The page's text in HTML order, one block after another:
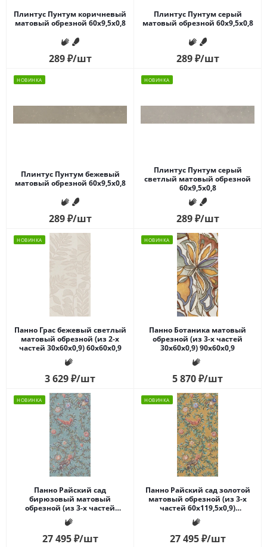
Плинтус Пунтум коричневый
матовый обрезной 60x9,5x0,8
289₽/шт
Плинтус Пунтум серый
матовый обрезной 60x9,5x0,8
289₽/шт
НОВИНКА
Плинтус Пунтум бежевый
матовый обрезной 60x9,5x0,8
289₽/шт
НОВИНКА
Плинтус Пунтум серый
светлый матовый обрезной
60x9,5x0,8
289₽/шт
НОВИНКА
Панно Грас бежевый светлый
матовый обрезной (из 2-х
частей 30x60x0,9) 60x60x0,9
3 629₽/шт
НОВИНКА
Панно Ботаника матовый
обрезной (из 3-х частей
30x60x0,9) 90x60x0,9
5 870₽/шт
НОВИНКА
Панно Райский сад
бирюзовый матовый
обрезной (из 3-х частей
60x119,5x0,9) 180x119,5x0,9
27 495₽/шт
НОВИНКА
Панно Райский сад золотой
матовый обрезной (из 3-х
частей 60x119,5x0,9)
180x119,5x0,9
27 495₽/шт